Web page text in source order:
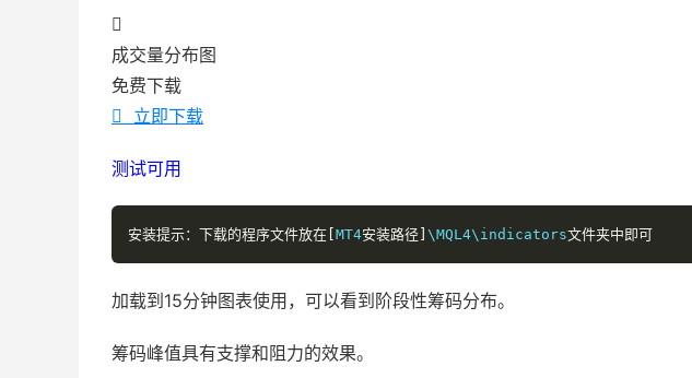

成交量分布图
免费下载
 立即下载
测试可用
安装提示：下载的程序文件放在[ MT4安装路径] \MQL4\indicators文件夹中即可
加载到15分钟图表使用，可以看到阶段性筹码分布。
筹码峰值具有支撑和阻力的效果。